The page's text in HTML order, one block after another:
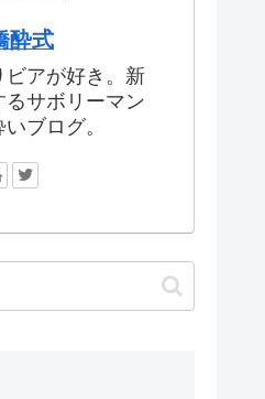
酔式
アが好き。新
サボリーマン
ブログ。